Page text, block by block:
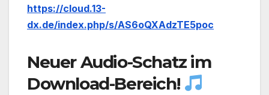
https://cloud.13-
dx.de/index.php/s/AS6oQXAdzTE5poc
Neuer Audio-Schatz im
Download-Bereich!